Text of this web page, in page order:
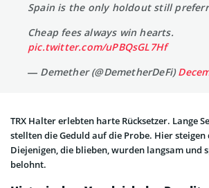
Spain is the only holdout still
Cheap fees always win hearts.
pic.twitter.com/uPBQsGL7Hf
— Demether (@DemetherDeFi)
TRX Halter erlebten harte Rücksetzer. Lange
stellten die Geduld auf die Probe. Hier steigen
Diejenigen, die blieben, wurden langsam und
belohnt.